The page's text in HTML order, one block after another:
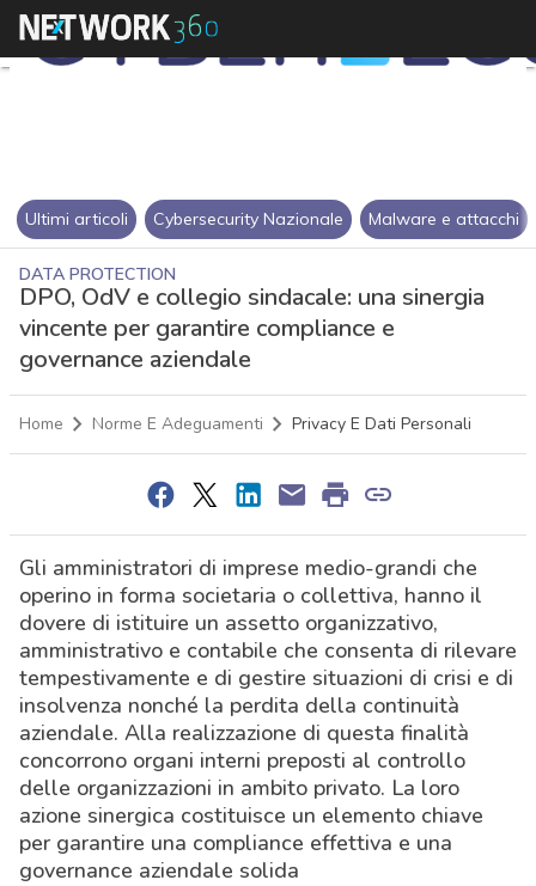
Ultimi articoli Cybersecurity Nazionale Malware e attacchi
DATA PROTECTION
DPO, OdV e collegio sindacale: una sinergia
vincente per garantire compliance e
governance aziendale
Home Norme E Adeguamenti Privacy E Dati Personali
Gli amministratori di imprese medio-grandi che
operino in forma societaria o collettiva, hanno il
dovere di istituire un assetto organizzativo,
amministrativo e contabile che consenta di rilevare
tempestivamente e di gestire situazioni di crisi e di
insolvenza nonché la perdita della continuità
aziendale. Alla realizzazione di questa finalità
concorrono organi interni preposti al controllo
delle organizzazioni in ambito privato. La loro
azione sinergica costituisce un elemento chiave
per garantire una compliance effettiva e una
governance aziendale solida